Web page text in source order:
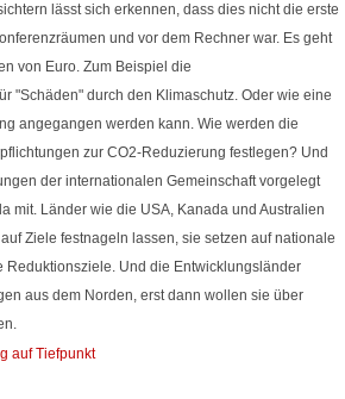
lässt sich erkennen, dass dies nicht die erste
und vor dem Rechner war. Es geht
von Euro. Zum Beispiel die
"Schäden" durch den Klimaschutz. Oder wie eine
angegangen werden kann. Wie werden die
zur CO2-Reduzierung festlegen? Und
der internationalen Gemeinschaft vorgelegt
mit. Länder wie die USA, Kanada und Australien
Ziele festnageln lassen, sie setzen auf nationale
Reduktionsziele. Und die Entwicklungsländer
aus dem Norden, erst dann wollen sie über
auf Tiefpunkt